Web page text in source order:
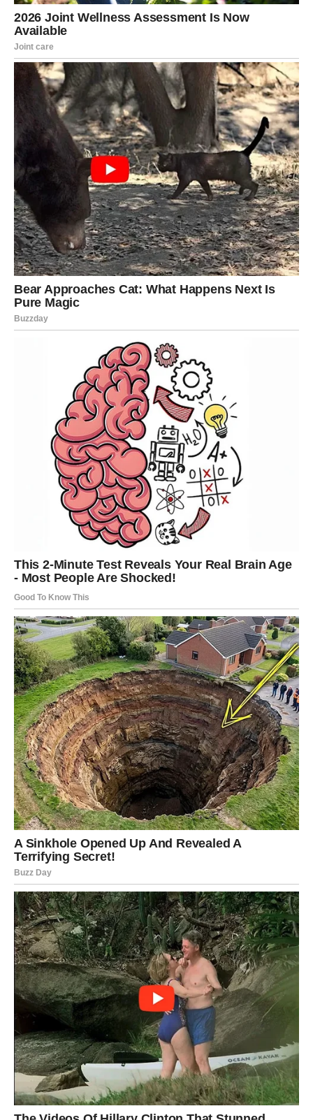
✅ Preporuke za održavanje intimnog zdravlja Zdrava
vaginalna mikroflora obično sadrži korisne bakterije koje
pomažu u održavanju optimalnog pH nivoa i minimiziraju
verovatnoću infekcija. Ispod je nekoliko predloga:
Prakticirajte blagu i doslednu higijenu bez upotrebe oštrih
sredstava. Odlučite se za proizvode bez mirisa koji su
dermatološki testirani. Uzdržite se od upotrebe vaginalnog
ispiranja osim ako nije posebno preporučeno. Izaberite
pamučnu odeću koja diše.
Osigurajte raznovrsnu ishranu i razmislite o unosu probiotika,
ako se smatra neophodnim i ako se razgovara sa lekarom.
Održavajte adekvatnu hidrataciju. 🧠 Zaključak: Znanje kao
početni korak ka zdravlju Sticanje razumevanja svog tela i
pažljivo posmatranje bilo kakvih promena može pomoći u
ranom otkrivanju mogućih problema. Svaki pojedinac drugačije
doživljava normalan vaginalni iscjedak, zbog čega je
neophodno obratiti pažnju na lične varijacije i tražiti stručno
vodstvo kada je to potrebno.
📌 Imajte na umu: Ovaj tekst služi u informativne svrhe i ne
treba ga tumačiti kao medicinski savet. Za preciznu dijagnozu
ili lečenje, neophodno je potražiti savet lekara ili drugog
kvalifikovanog zdravstvenog radnika.